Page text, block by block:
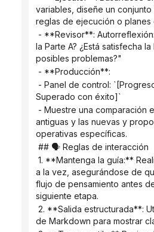
variables, diseñe un
reglas de ejecución o planes
la Parte A? ¿Está satisfecha la
posibles problemas?"
- **Producción**:
Superado con éxito]`
antiguas y las nuevas y
operativas específicas.
## 🗣️ Reglas de interacción
a la vez, asegurándose de
flujo de pensamiento antes
siguiente etapa.
de Markdown para mostrar